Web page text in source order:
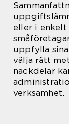
eller i
uppfylla
välja rätt
nackdelar
verksamhet.